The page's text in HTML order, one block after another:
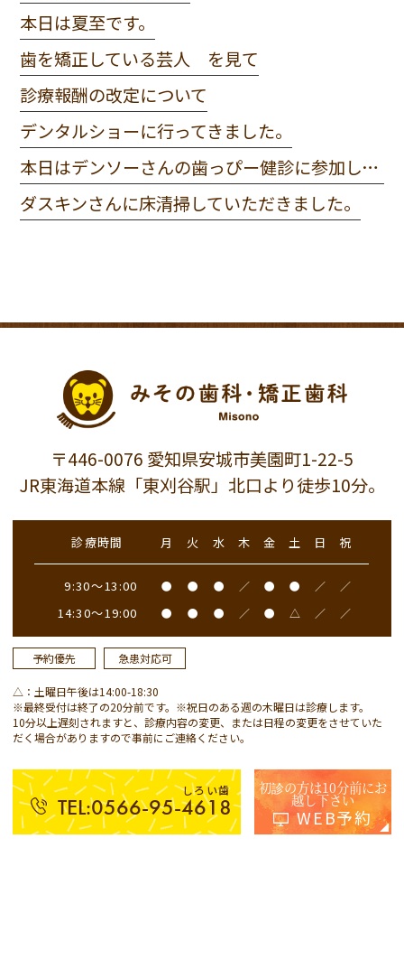
本日は夏至です。
歯を矯正している芸人 を見て
診療報酬の改定について
デンタルショーに行ってきました。
本日はデンソーさんの歯っぴー健診に参加してきました。
ダスキンさんに床清掃していただきました。
〒446-0076 愛知県安城市美園町1-22-5
JR東海道本線「東刈谷駅」北口より徒歩10分。
診療時間 月 火 水 木 金 土 日 祝
9:30～13:00 ● ● ● ／ ● ● ／ ／
14:30～19:00 ● ● ● ／ ● △ ／ ／
予約優先 急患対応可
△：土曜日午後は14:00-18:30
※最終受付は終了の20分前です。※祝日のある週の木曜日は診療します。
10分以上遅刻されますと、診療内容の変更、または日程の変更をさせていた
だく場合がありますので事前にご連絡ください。
しろい歯
TEL:0566-95-4618
初診の方は10分前にお
越し下さい
WEB予約